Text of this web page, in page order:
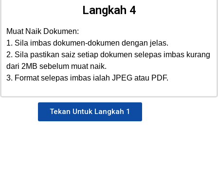
Langkah 4
Muat Naik Dokumen:
1. Sila imbas dokumen-dokumen dengan jelas.
2. Sila pastikan saiz setiap dokumen selepas imbas kurang
dari 2MB sebelum muat naik.
3. Format selepas imbas ialah JPEG atau PDF.
Tekan Untuk Langkah 1